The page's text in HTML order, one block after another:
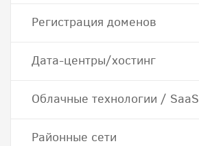
Регистрация доменов
Дата-центры/хостинг
Облачные технологии / SaaS
Районные сети